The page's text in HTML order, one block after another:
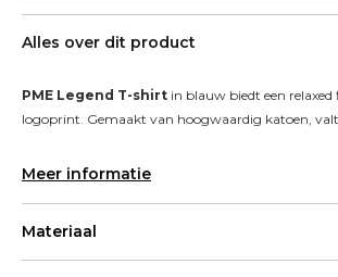
Alles over dit product
PME Legend T-shirt in blauw biedt een
logoprint. Gemaakt van hoogwaardig katoen,
Meer informatie
Materiaal